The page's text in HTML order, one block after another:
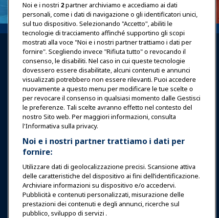
Accedi Unisciti ora
Premi Carriere
Contatto
Esposizioni & Eventi
Notizie & Funworld
Educazione
Sicurezza & Protezione
Noi e i nostri 2partner archiviamo e accediamo ai dati
personali, come i dati di navigazione o gli identificatori unici,
sul tuo dispositivo. Selezionando "Accetto", abiliti le
tecnologie di tracciamento affinché supportino gli scopi
mostrati alla voce "Noi e i nostri partner trattiamo i dati per
fornire". Scegliendo invece "Rifiuta tutto" o revocando il
consenso, le disabiliti. Nel caso in cui queste tecnologie
dovessero essere disabilitate, alcuni contenuti e annunci
visualizzati potrebbero non essere rilevanti. Puoi accedere
nuovamente a questo menu per modificare le tue scelte o
per revocare il consenso in qualsiasi momento dalle Gestisci
le preferenze. Tali scelte avranno effetto nel contesto del
nostro Sito web. Per maggiori informazioni, consulta
l'Informativa sulla privacy.
Noi e i nostri partner trattiamo i dati per
fornire:
Utilizzare dati di geolocalizzazione precisi. Scansione attiva
delle caratteristiche del dispositivo ai fini dell’identificazione.
Archiviare informazioni su dispositivo e/o accedervi.
Pubblicità e contenuti personalizzati, misurazione delle
prestazioni dei contenuti e degli annunci, ricerche sul
pubblico, sviluppo di servizi .